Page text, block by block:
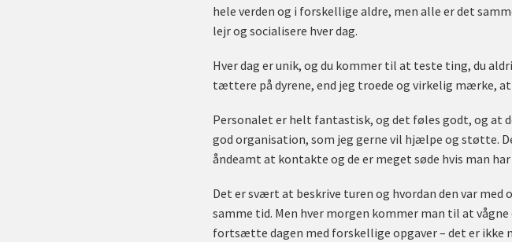
hele verden og i forskellige aldre, men alle er det
lejr og socialisere hver dag.
Hver dag er unik, og du kommer til at teste ting, du
tættere på dyrene, end jeg troede og virkelig mærke,
Personalet er helt fantastisk, og det føles godt, og
god organisation, som jeg gerne vil hjælpe og støtte.
åndeamt at kontakte og de er meget søde hvis man
Det er svært at beskrive turen og hvordan den var med
samme tid. Men hver morgen kommer man til at
fortsætte dagen med forskellige opgaver – det er ikke